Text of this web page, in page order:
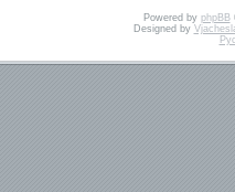
Powered by phpBB
Designed by